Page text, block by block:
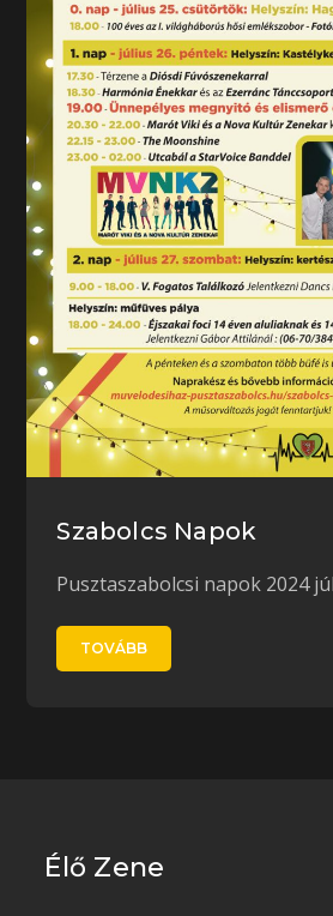
Szabolcs Napok
Pusztaszabolcsi napok 2024
TOVÁBB
Élő Zene